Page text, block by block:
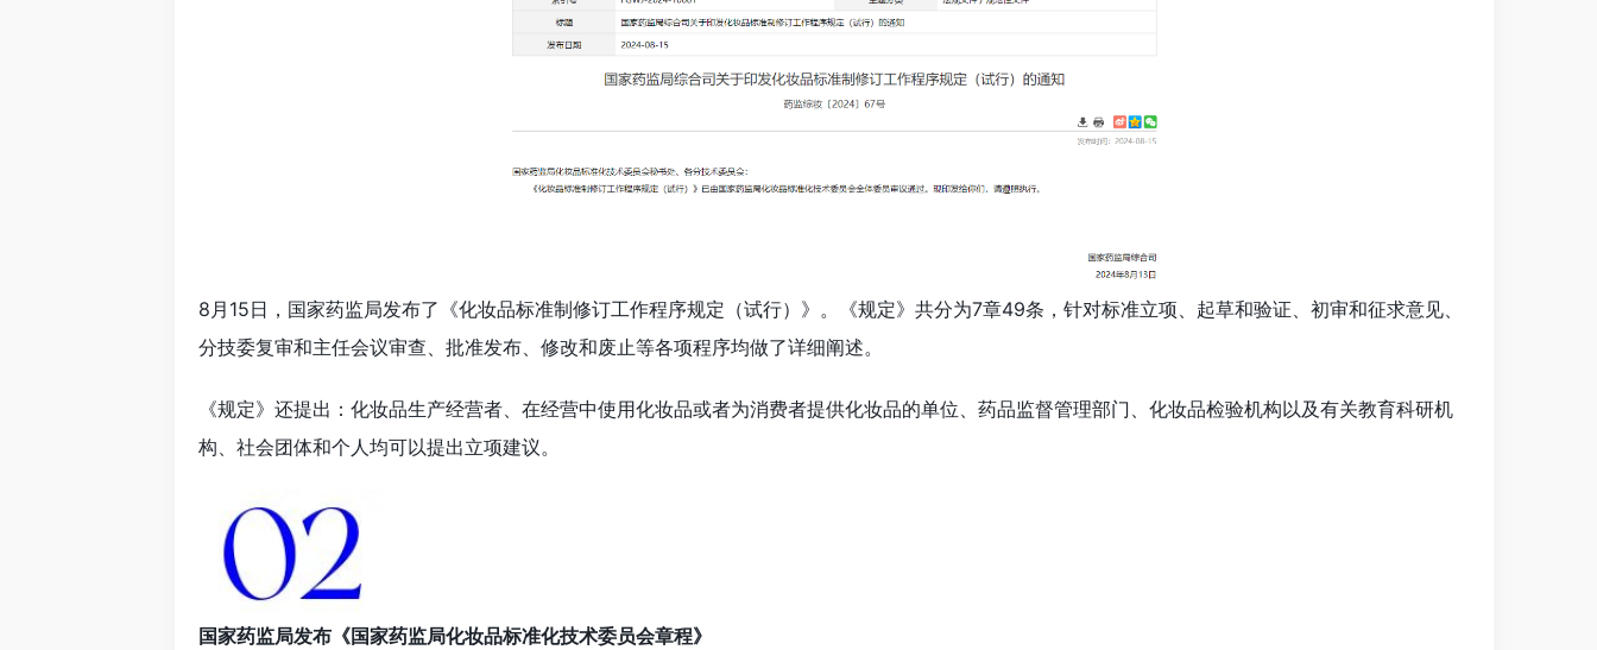
8月15日，国家药监局发布了《化妆品标准制修订工作程序规定（试行）》。《规定》共分为7章49条，针对标准立项、起草和验证、初审和征求意见、
分技委复审和主任会议审查、批准发布、修改和废止等各项程序均做了详细阐述。
《规定》还提出：化妆品生产经营者、在经营中使用化妆品或者为消费者提供化妆品的单位、药品监督管理部门、化妆品检验机构以及有关教育科研机
构、社会团体和个人均可以提出立项建议。
国家药监局发布《国家药监局化妆品标准化技术委员会章程》